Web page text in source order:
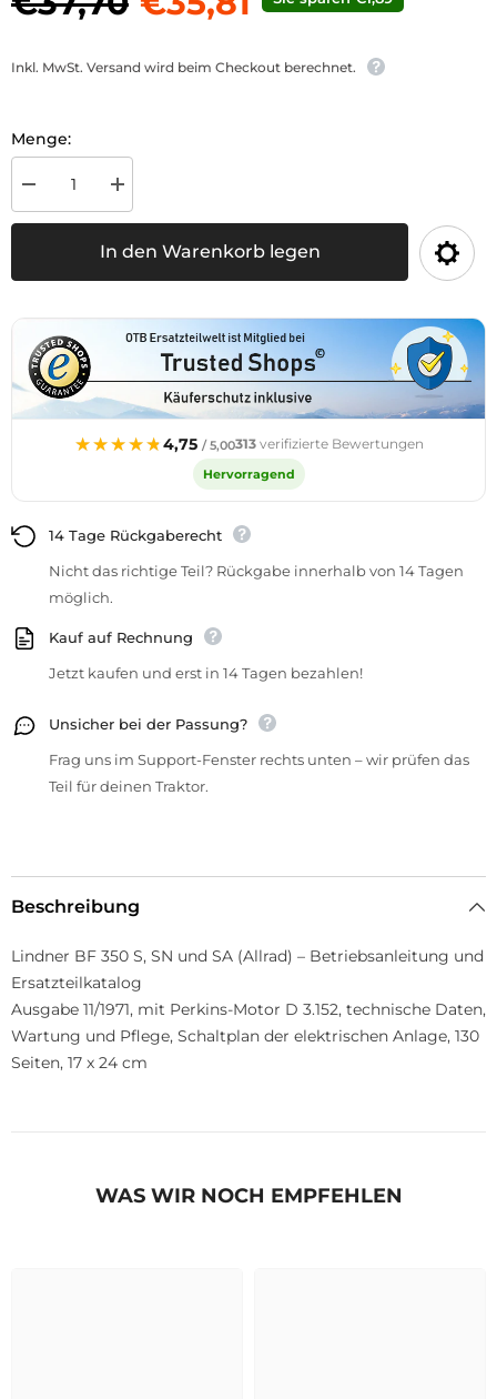
Inkl. MwSt. Versand wird beim Checkout berechnet.
Menge:
für
Lindner
verringern
Menge
für
Lindner
BF
350
erhöhen
In den Warenkorb legen
★★★★★
★★★★★4,75 / 5,00313verifizierte Bewertungen
Hervorragend
14 Tage Rückgaberecht
Nicht das richtige Teil? Rückgabe innerhalb von 14 Tagen
möglich.
Kauf auf Rechnung
Jetzt kaufen und erst in 14 Tagen bezahlen!
Unsicher bei der Passung?
Frag uns im Support-Fenster rechts unten – wir prüfen das
Teil für deinen Traktor.
Beschreibung
Lindner BF 350 S, SN und SA (Allrad) – Betriebsanleitung und
Ersatzteilkatalog
Ausgabe 11/1971, mit Perkins-Motor D 3.152, technische Daten,
Wartung und Pflege, Schaltplan der elektrischen Anlage, 130
Seiten, 17 x 24 cm
WAS WIR NOCH EMPFEHLEN